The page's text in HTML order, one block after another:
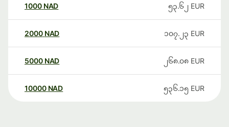
1000 NAD ၅၃.၆၂ EUR
2000 NAD ၁၀၇.၂၃ EUR
5000 NAD ၂၆၈.၀၈ EUR
10000 NAD ၅၃၆.၁၅ EUR